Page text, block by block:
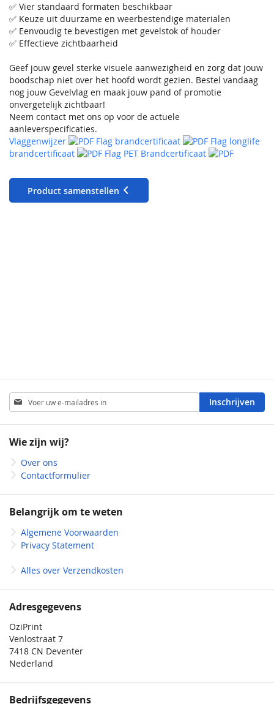
✅ Vier standaard formaten beschikbaar
✅ Keuze uit duurzame en weerbestendige materialen
✅ Eenvoudig te bevestigen met gevelstok of houder
✅ Effectieve zichtbaarheid
Geef jouw gevel sterke visuele aanwezigheid en zorg dat jouw
boodschap niet over het hoofd wordt gezien. Bestel vandaag
nog jouw Gevelvlag en maak jouw pand of promotie
onvergetelijk zichtbaar!
Neem contact met ons op voor de actuele
aanleverspecificaties.
Vlaggenwijzer
Flag brandcertificaat
Flag longlife
brandcertificaat
Flag PET Brandcertificaat
Product samenstellen
Abonneer
u
op
nieuwsbrief
Inschrijven
Wie zijn wij?
Over ons
Contactformulier
Belangrijk om te weten
Algemene Voorwaarden
Privacy Statement
Alles over Verzendkosten
Adresgegevens
OziPrint
Venlostraat 7
7418 CN Deventer
Nederland
Bedrijfsgegevens